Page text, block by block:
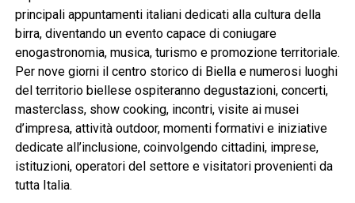
principali appuntamenti italiani dedicati alla cultura della
birra, diventando un evento capace di coniugare
enogastronomia, musica, turismo e promozione territoriale.
Per nove giorni il centro storico di Biella e numerosi luoghi
del territorio biellese ospiteranno degustazioni, concerti,
masterclass, show cooking, incontri, visite ai musei
d’impresa, attività outdoor, momenti formativi e iniziative
dedicate all’inclusione, coinvolgendo cittadini, imprese,
istituzioni, operatori del settore e visitatori provenienti da
tutta Italia.